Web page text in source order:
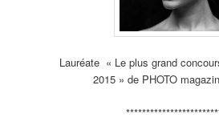
Lauréate « Le plus grand
2015 » de PHOTO